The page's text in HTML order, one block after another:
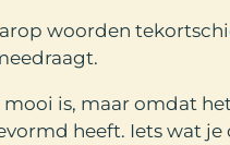
woorden
is, maar omdat
heeft. Iets wat